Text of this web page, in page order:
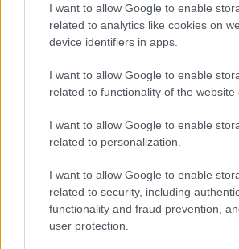
I want to allow Google to enable
related to analytics like cookies on
device identifiers in apps.
I want to allow Google to enable
related to functionality of the website
I want to allow Google to enable
related to personalization.
I want to allow Google to enable
related to security, including
functionality and fraud prevention,
user protection.
szerintem nem azt jelenti, mint egy
egyetemen, hogy én valamiféle
színművészetnek. Azt szoktam
kipróbálunk együtt dolgokat. Nincs
köve, csak annyit gondolok erről,
kipróbáltatunk velük dolgokat,
arról, hogy mi mit jelenthet.
lenni, és mindig gondolni arra,
hogy nincs egy jobb változat
Inkább azt szeretném átadni nekik,
mennyit kell ezért dolgozni, és
előjöhet egy olyan szöveggel
azt gondolod, hogy már mindent